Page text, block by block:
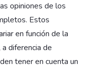
opiniones de los
Estos
en función de la
diferencia de
tener en cuenta un